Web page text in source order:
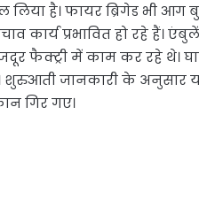
लिया है। फायर ब्रिगेड भी आग
कार्य प्रभावित हो रहे हैं।
फैक्ट्री में काम कर रहे थे।
शुरुआती जानकारी के अनुसार
गिर गए।